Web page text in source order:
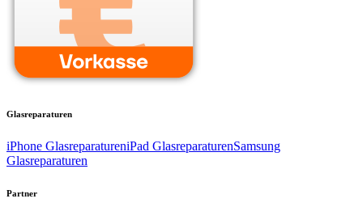
Glasreparaturen
iPhone GlasreparatureniPad GlasreparaturenSamsung
Glasreparaturen
Partner